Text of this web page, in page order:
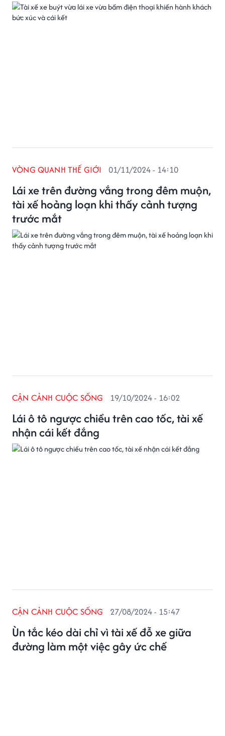
Lái xe trên đường vắng trong đêm muộn,
tài xế hoảng loạn khi thấy cảnh tượng
trước mắt
VÒNG QUANH THẾ GIỚI 01/11/2024 - 14:10
Lái ô tô ngược chiều trên cao tốc, tài xế
nhận cái kết đắng
CẬN CẢNH CUỘC SỐNG 19/10/2024 - 16:02
Ùn tắc kéo dài chỉ vì tài xế đỗ xe giữa
đường làm một việc gây ức chế
CẬN CẢNH CUỘC SỐNG 27/08/2024 - 15:47